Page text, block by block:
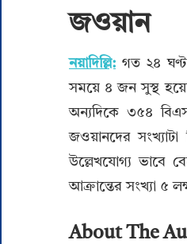
জওয়ান
নয়াদিল্লি: গত ২৪
সময়ে ৪ জন সুস্থ
অন্যদিকে ৩৫৪
জওয়ানদের
উল্লেখযোগ্য ভাবে
আক্রান্তের সংখ্যা ৫
About The